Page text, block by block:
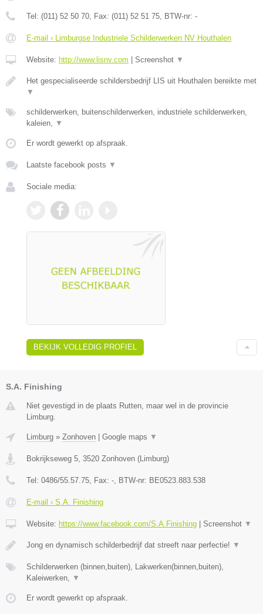
Tel: (011) 52 50 70, Fax: (011) 52 51 75, BTW-nr: -
E-mail › Limburgse Industriele Schilderwerken NV Houthalen
Website: http://www.lisnv.com Screenshot ▼
Het gespecialiseerde schildersbedrijf LIS uit Houthalen bereikte met
▼
schilderwerken, buitenschilderwerken, industriele schilderwerken,
kaleien, ▼
Er wordt gewerkt op afspraak.
Laatste facebook posts ▼
Sociale media:
BEKIJK VOLLEDIG PROFIEL
S.A. Finishing
Niet gevestigd in de plaats Rutten, maar wel in de provincie
Limburg.
Limburg » Zonhoven Google maps ▼
Bokrijkseweg 5 3520 Zonhoven ( Limburg)
Tel: 0486/55.57.75 , Fax: - , BTW-nr: BE0523.883.538
E-mail › S.A. Finishing
Website: https://www.facebook.com/S.A.Finishing Screenshot ▼
Jong en dynamisch schilderbedrijf dat streeft naar perfectie! ▼
Schilderwerken (binnen,buiten), Lakwerken(binnen,buiten),
Kaleiwerken,
▼
Er wordt gewerkt op afspraak.